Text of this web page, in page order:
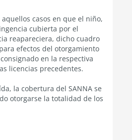
casos en que el niño,
cubierta por el
reapareciera, dicho cuadro
efectos del otorgamiento
en la respectiva
licencias precedentes.
la cobertura del SANNA se
otorgarse la totalidad de los